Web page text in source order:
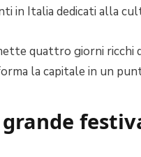
in Italia dedicati alla
quattro giorni ricchi
la capitale in un
grande